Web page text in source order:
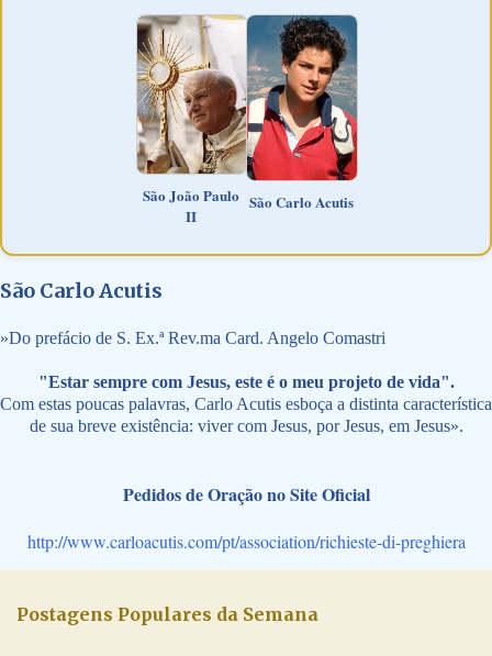
São João Paulo
II
São Carlo Acutis
São Carlo Acutis
»Do prefácio de S. Ex.ª Rev.ma Card. Angelo Comastri
"Estar sempre com Jesus, este é o meu projeto de vida".
Com estas poucas palavras, Carlo Acutis esboça a distinta característica
de sua breve existência: viver com Jesus, por Jesus, em Jesus».
Pedidos de Oração no Site Oficial
http://www.carloacutis.com/pt/association/richieste-di-preghiera
Postagens Populares da Semana